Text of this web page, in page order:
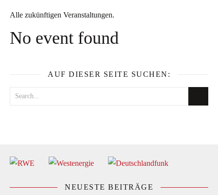
Alle zukünftigen Veranstaltungen.
No event found
AUF DIESER SEITE SUCHEN:
NEUESTE BEITRÄGE